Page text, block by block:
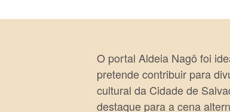
O portal Aldeia Nagô foi
pretende contribuir para
cultural da Cidade de
destaque para a cena